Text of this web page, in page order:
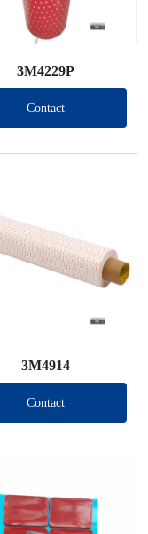
3M4229P
Contact
3M4914
Contact